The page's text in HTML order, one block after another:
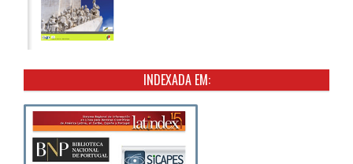
INDEXADA EM: